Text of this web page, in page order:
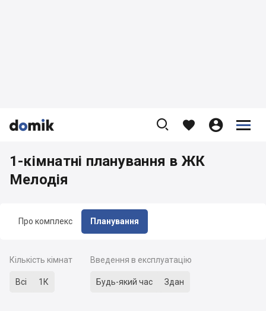


    


Про комплекс Планування
1-кімнатні планування в ЖК
Мелодія
Кількість кімнат
Всі 1К
Введення в експлуатацію
Будь-який час Здан